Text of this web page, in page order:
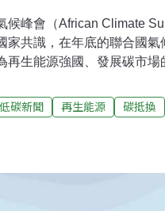
候峰會（African Climate
家共識，在年底的聯合國
再生能源強國、發展碳市場
體系，減免非洲的氣候債務
均承諾投資非洲綠色基礎建
占全球排放量的2%至3%，
碳新聞 再生能源 碳抵換